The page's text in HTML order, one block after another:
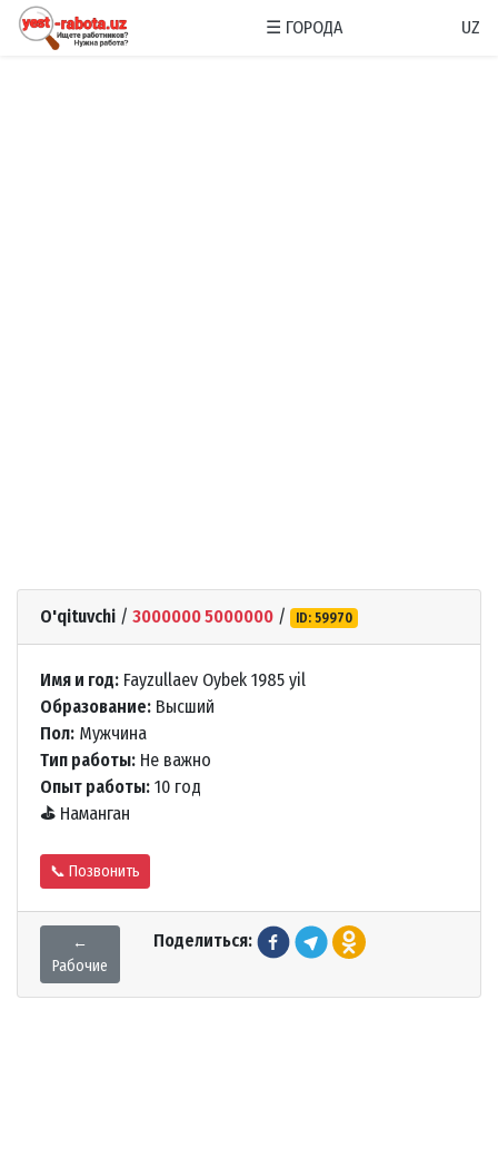
☰ ГОРОДА UZ
O'qituvchi / 3000000 5000000 / ID: 59970
Имя и год: Fayzullaev Oybek 1985 yil
Образование: Высший
Пол: Мужчина
Тип работы: Не важно
Опыт работы: 10 год
⛳ Наманган
📞 Позвонить
←
Рабочие
Поделиться: